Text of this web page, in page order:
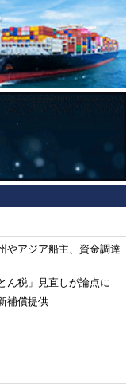
やアジア船主、資金調達
ん税」見直しが論点に
補償提供